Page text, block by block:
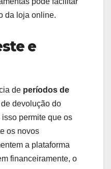
da loja online.
e
de períodos de
devolução do
permite que os
os novos
a plataforma
financeiramente, o